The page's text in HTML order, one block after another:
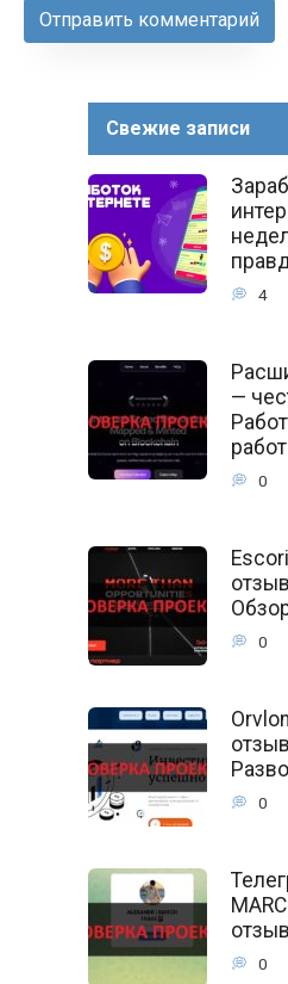
Свежие записи
4
—
0
0
0
0